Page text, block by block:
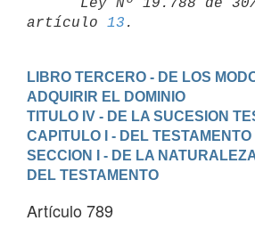
artículo 13
LIBRO TERCERO - DE LOS
ADQUIRIR EL DOMINIO
TITULO IV - DE LA SUCESION
CAPITULO I - DEL TESTAMENTO
SECCION I - DE LA
DEL TESTAMENTO
Artículo 789